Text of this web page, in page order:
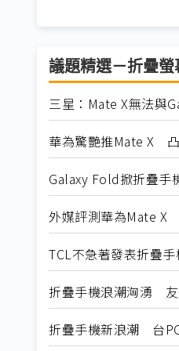
議題精選－折疊螢
三星：Mate X無法與
華為驚艷推Mate X
Galaxy Fold掀折疊
外媒評測華為Mate X
TCL不急著發表折疊
折疊手機浪潮洶湧 友
折疊手機新浪潮 台